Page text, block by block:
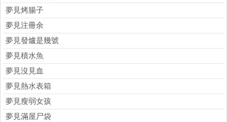
夢見烤腸子
夢見注冊余
夢見發爐是幾號
夢見積水魚
夢見沒見血
夢見熱水表箱
夢見瘦弱女孩
夢見滿屋尸袋